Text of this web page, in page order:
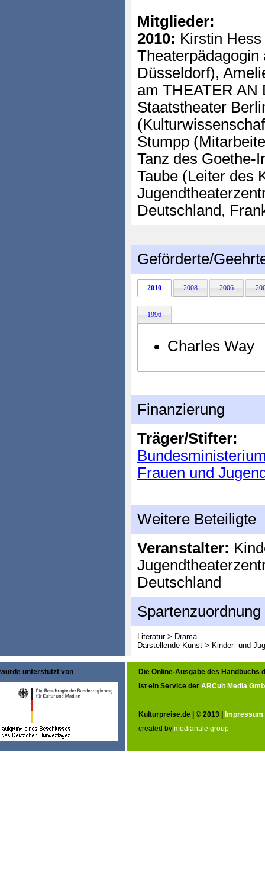
Mitglieder:
2010: Kirstin
Düsseldorf),
am THEATER AN
Staatstheater
Stumpp
Tanz des Goethe-
Taube (Leiter des
Deutschland,
Geförderte/
2010 2008 2006
1996
Charles Way
Finanzierung
Träger/Stifter:
Frauen und
Weitere Beteiligte
Veranstalter:
Deutschland
Spartenzuordnung
Literatur > Drama
Darstellende Kunst > Kinder- und
wurde unterstützt von
Die Online-Ausgabe des Handbuchs
ist ein Service der ARCult Media
Kulturpreise.de | © 2013 | Impressum
created by medianale group